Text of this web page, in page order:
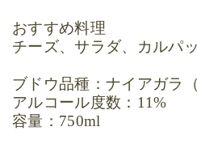
おすすめ料理
チーズ、サラダ、カルパ
ブドウ品種：ナイアガラ
アルコール度数： 11%
容量： 750ml